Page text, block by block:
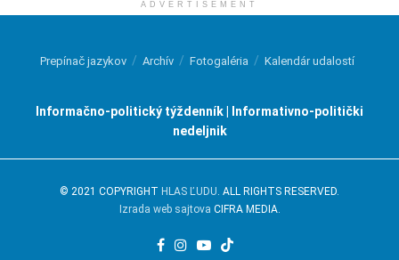
ADVERTISEMENT
Prepínač jazykov Archív Fotogaléria Kalendár udalostí
Informačno-politický týždenník | Informativno-politički
nedeljnik
© 2021 COPYRIGHT HLAS ĽUDU . ALL RIGHTS RESERVED.
Izrada web sajtova CIFRA MEDIA.